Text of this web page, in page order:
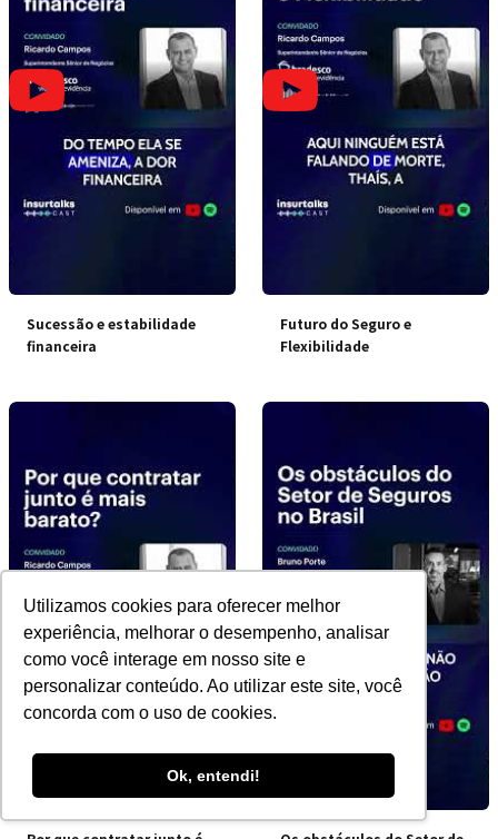
Utilizamos cookies para oferecer melhor
experiência, melhorar o desempenho, analisar
como você interage em nosso site e
personalizar conteúdo. Ao utilizar este site, você
concorda com o uso de cookies.
Ok, entendi!
Sucessão e estabilidade
financeira
Futuro do Seguro e
Flexibilidade